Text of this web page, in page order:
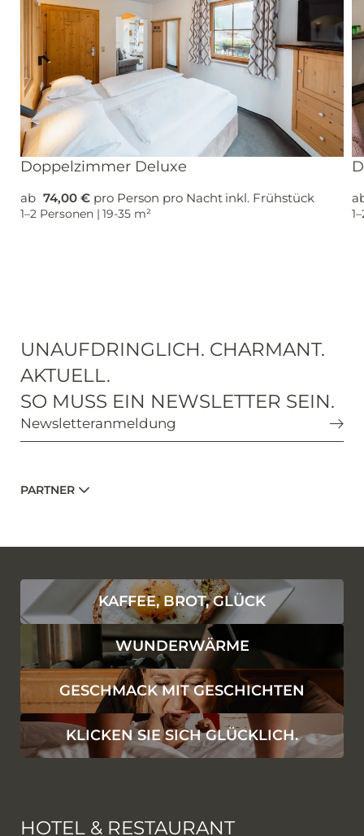
Doppelzimmer Deluxe
ab 74,00 € pro Person pro Nacht inkl. Frühstück
1–2 Personen | 19-35 m²
UNAUFDRINGLICH. CHARMANT.
AKTUELL.
SO MUSS EIN NEWSLETTER SEIN.
Newsletteranmeldung
PARTNER
KAFFEE, BROT, GLÜCK
WUNDERWÄRME
GESCHMACK MIT GESCHICHTEN
KLICKEN SIE SICH GLÜCKLICH.
HOTEL & RESTAURANT
Newsletteranmeldung
Anrede
Einwilligung Marketing*
*Pflichtfelder
Anfragen